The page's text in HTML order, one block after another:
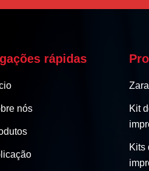
rápidas
nós
Kit
Kits